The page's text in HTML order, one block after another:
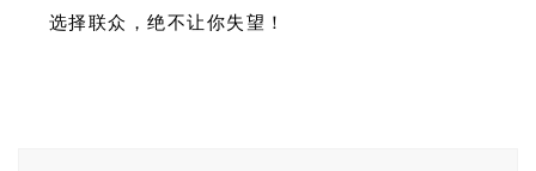
选择联众，绝不让你失望！